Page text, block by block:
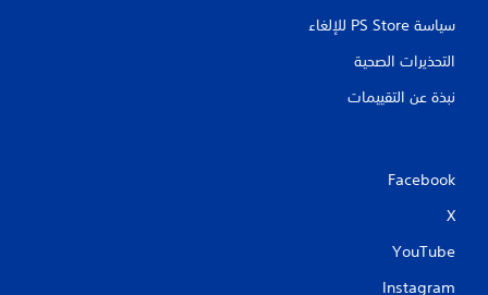
سياسة PS Store للإلغاء
التحذيرات الصحية
نبذة عن التقييمات
Facebook
X
YouTube
Instagram